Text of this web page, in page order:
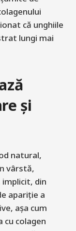
că unghiile
lungi mai
și
natural,
vârstă,
din
apariție a
așa cum
colagen